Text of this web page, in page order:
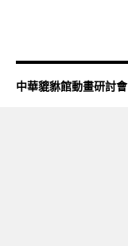
中華貔貅館動畫研討會